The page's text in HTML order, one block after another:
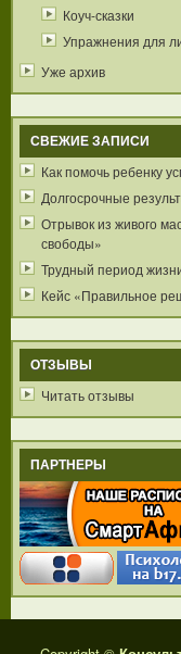
Коуч-сказки
Упражнения для
Уже архив
СВЕЖИЕ ЗАПИСИ
Как помочь ребенку
Долгосрочные
Отрывок из живого
свободы»
Трудный период
Кейс «Правильное
ОТЗЫВЫ
Читать отзывы
ПАРТНЕРЫ